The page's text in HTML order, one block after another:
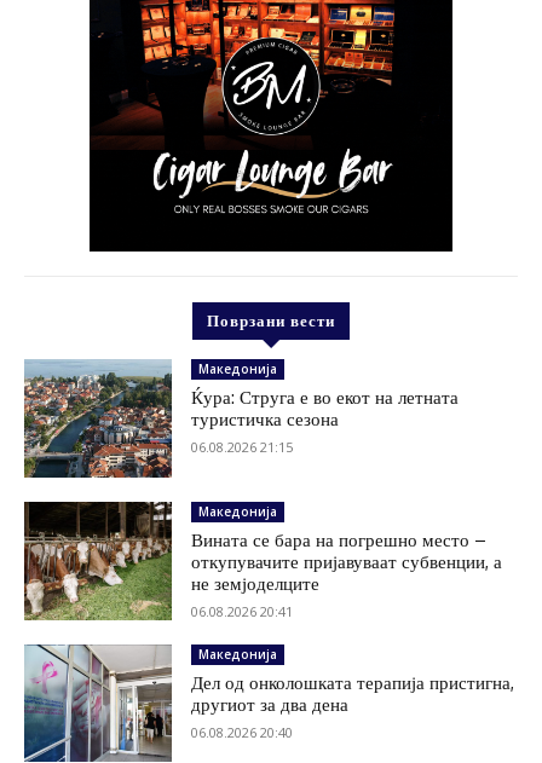
Поврзани вести
Македонија
Ќура: Струга е во екот на летната
туристичка сезона
06.08.2026 21:15
Македонија
Вината се бара на погрешно место –
откупувачите пријавуваат субвенции, а
не земјоделците
06.08.2026 20:41
Македонија
Дел од онколошката терапија пристигна,
другиот за два дена
06.08.2026 20:40